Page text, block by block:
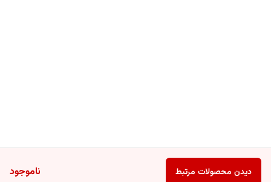
ناموجود دیدن محصولات مرتبط